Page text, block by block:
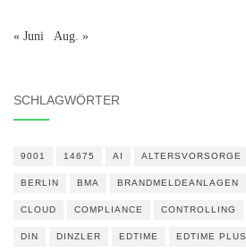
« Juni Aug. »
SCHLAGWÖRTER
9001 14675 AI ALTERSVORSORGE
BERLIN BMA BRANDMELDEANLAGEN
CLOUD COMPLIANCE CONTROLLING
DIN DINZLER EDTIME EDTIME PLUS